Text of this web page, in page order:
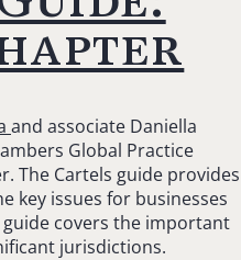
and associate Daniella
Global Practice
The Cartels guide provides
key issues for businesses
covers the important
jurisdictions.